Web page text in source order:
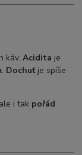
káv.Acidita je
. Dochuťje spíše
i tak pořád